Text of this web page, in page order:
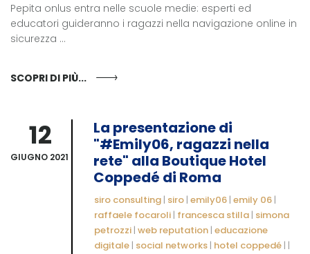
Pepita onlus entra nelle scuole medie: esperti ed
educatori guideranno i ragazzi nella navigazione online in
sicurezza ...
SCOPRI DI PIÙ...
12
GIUGNO 2021
La presentazione di
"#Emily06, ragazzi nella
rete" alla Boutique Hotel
Coppedé di Roma
siro consulting | siro | emily06 | emily 06 |
raffaele focaroli | francesca stilla | simona
petrozzi | web reputation | educazione
digitale | social networks | hotel coppedé | |